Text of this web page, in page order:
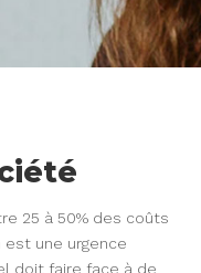
25 à 50% des coûts
une urgence
doit faire face à de